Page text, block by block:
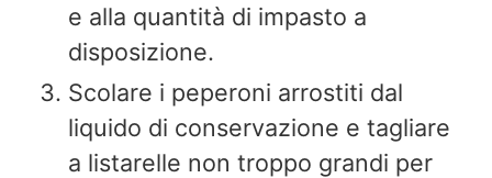
e alla quantità di impasto a
disposizione.
Scolare i peperoni arrostiti dal
liquido di conservazione e tagliare
a listarelle non troppo grandi per